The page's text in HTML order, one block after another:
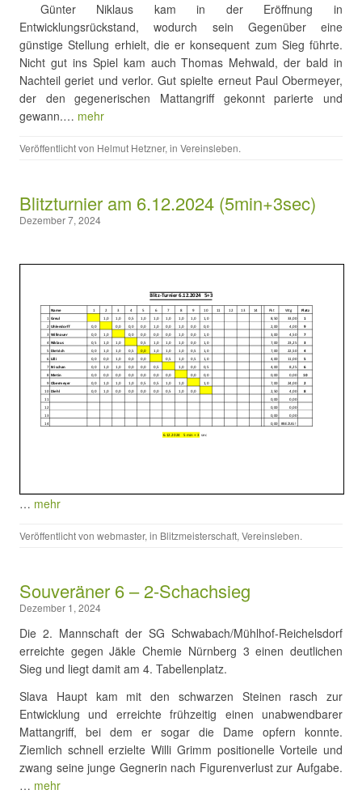
Günter Niklaus kam in der Eröffnung in
Entwicklungsrückstand, wodurch sein Gegenüber eine
günstige Stellung erhielt, die er konsequent zum Sieg führte.
Nicht gut ins Spiel kam auch Thomas Mehwald, der bald in
Nachteil geriet und verlor. Gut spielte erneut Paul Obermeyer,
der den gegenerischen Mattangriff gekonnt parierte und
gewann.… mehr
Veröffentlicht von Helmut Hetzner, in Vereinsleben.
Blitzturnier am 6.12.2024 (5min+3sec)
Dezember 7, 2024
… mehr
Veröffentlicht von webmaster, in Blitzmeisterschaft, Vereinsleben.
Souveräner 6 – 2-Schachsieg
Dezember 1, 2024
Die 2. Mannschaft der SG Schwabach/Mühlhof-Reichelsdorf
erreichte gegen Jäkle Chemie Nürnberg 3 einen deutlichen
Sieg und liegt damit am 4. Tabellenplatz.
Slava Haupt kam mit den schwarzen Steinen rasch zur
Entwicklung und erreichte frühzeitig einen unabwendbarer
Mattangriff, bei dem er sogar die Dame opfern konnte.
Ziemlich schnell erzielte Willi Grimm positionelle Vorteile und
zwang seine junge Gegnerin nach Figurenverlust zur Aufgabe.
… mehr